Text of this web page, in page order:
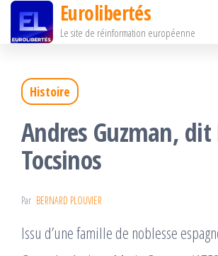
Passer
Eurolibertés
Le site de réinformation européenne
Histoire
Andres Guzman, dit
Tocsinos
Par BERNARD PLOUVIER
Issu d’une famille de noblesse